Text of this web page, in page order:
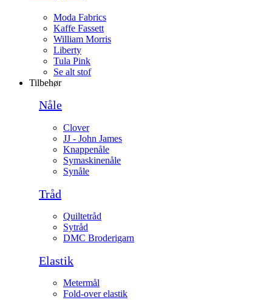
Moda Fabrics
Kaffe Fassett
William Morris
Liberty
Tula Pink
Se alt stof
Tilbehør
Nåle
Clover
JJ - John James
Knappenåle
Symaskinenåle
Synåle
Tråd
Quiltetråd
Sytråd
DMC Broderigarn
Elastik
Metermål
Fold-over elastik